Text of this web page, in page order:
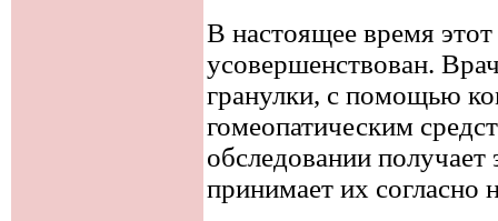
В настоящее время
усовершенствован.
гранулки, с помощью
гомеопатическим
обследовании получает
принимает их согласно